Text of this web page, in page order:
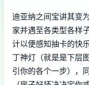
迪亚纳之间宝讲其变
家并遇至各类型各样
计以便感知抽卡的快
丁神灯（就是是下层
引你的各个一步），